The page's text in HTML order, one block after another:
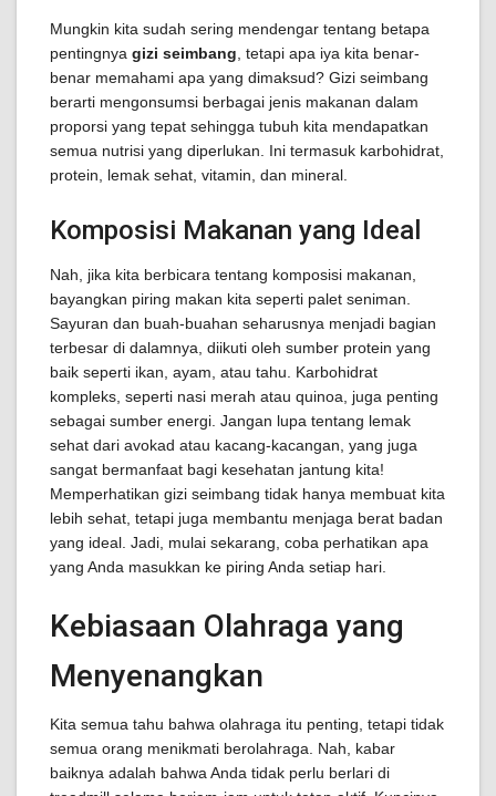
Mungkin kita sudah sering mendengar tentang betapa
pentingnya gizi seimbang , tetapi apa iya kita benar-
benar memahami apa yang dimaksud? Gizi seimbang
berarti mengonsumsi berbagai jenis makanan dalam
proporsi yang tepat sehingga tubuh kita mendapatkan
semua nutrisi yang diperlukan. Ini termasuk karbohidrat,
protein, lemak sehat, vitamin, dan mineral.
Komposisi Makanan yang Ideal
Nah, jika kita berbicara tentang komposisi makanan,
bayangkan piring makan kita seperti palet seniman.
Sayuran dan buah-buahan seharusnya menjadi bagian
terbesar di dalamnya, diikuti oleh sumber protein yang
baik seperti ikan, ayam, atau tahu. Karbohidrat
kompleks, seperti nasi merah atau quinoa, juga penting
sebagai sumber energi. Jangan lupa tentang lemak
sehat dari avokad atau kacang-kacangan, yang juga
sangat bermanfaat bagi kesehatan jantung kita!
Memperhatikan gizi seimbang tidak hanya membuat kita
lebih sehat, tetapi juga membantu menjaga berat badan
yang ideal. Jadi, mulai sekarang, coba perhatikan apa
yang Anda masukkan ke piring Anda setiap hari.
Kebiasaan Olahraga yang
Menyenangkan
Kita semua tahu bahwa olahraga itu penting, tetapi tidak
semua orang menikmati berolahraga. Nah, kabar
baiknya adalah bahwa Anda tidak perlu berlari di